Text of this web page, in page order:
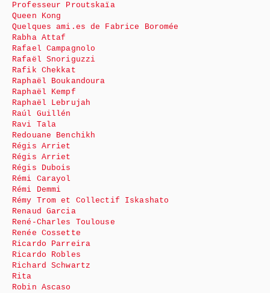
Professeur Proutskaïa
Queen Kong
Quelques ami.es de Fabrice Boromée
Rabha Attaf
Rafael Campagnolo
Rafaël Snoriguzzi
Rafik Chekkat
Raphaël Boukandoura
Raphaël Kempf
Raphaël Lebrujah
Raúl Guillén
Ravi Tala
Redouane Benchikh
Régis Arriet
Régis Arriet
Régis Dubois
Rémi Carayol
Rémi Demmi
Rémy Trom et Collectif Iskashato
Renaud Garcia
René-Charles Toulouse
Renée Cossette
Ricardo Parreira
Ricardo Robles
Richard Schwartz
Rita
Robin Ascaso